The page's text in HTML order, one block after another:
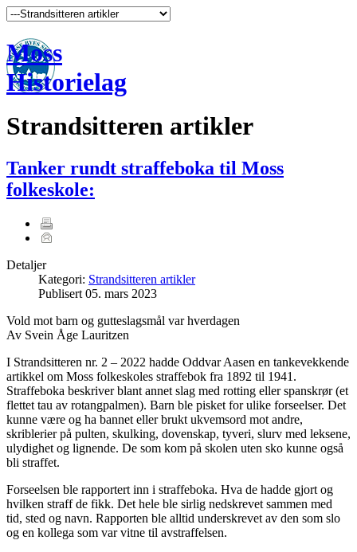
Moss
Historielag
Strandsitteren artikler
Tanker rundt straffeboka til Moss
folkeskole:
Detaljer
Kategori: Strandsitteren artikler
Publisert 05. mars 2023
Vold mot barn og gutteslagsmål var hverdagen
Av Svein Åge Lauritzen
I Strandsitteren nr. 2 – 2022 hadde Oddvar Aasen en tankevekkende
artikkel om Moss folkeskoles straffebok fra 1892 til 1941.
Straffeboka beskriver blant annet slag med rotting eller spanskrør (et
flettet tau av rotangpalmen). Barn ble pisket for ulike forseelser. Det
kunne være og ha bannet eller brukt ukvemsord mot andre,
skriblerier på pulten, skulking, dovenskap, tyveri, slurv med leksene,
ulydighet og lignende. De som kom på skolen uten sko kunne også
bli straffet.
Forseelsen ble rapportert inn i straffeboka. Hva de hadde gjort og
hvilken straff de fikk. Det hele ble sirlig nedskrevet sammen med
tid, sted og navn. Rapporten ble alltid underskrevet av den som slo
og en kollega som var vitne til avstraffelsen.